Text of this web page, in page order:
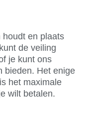
en plaats
de veiling
je kunt ons
bieden. Het enige
het maximale
wilt betalen.